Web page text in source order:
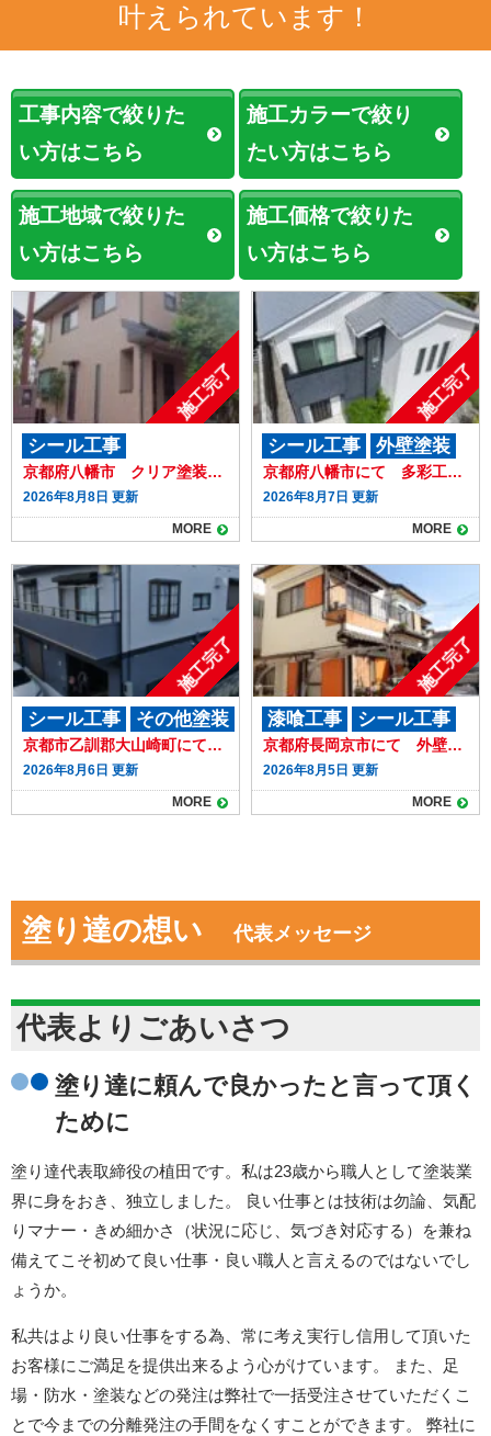
叶えられています！
工事内容で絞りた
い方はこちら
施工カラーで絞り
たい方はこちら
施工地域で絞りた
い方はこちら
施工価格で絞りた
い方はこちら
施工完了
京都府八幡市 クリア塗装がはがれてきたことでご相談いただきました
2026年8月8日 更新
MORE
シール工事
カバー工法工事
外壁塗装
防水工事
施工完了
京都府八幡市にて 多彩工法が気になりご相談いただきました
2026年8月7日 更新
MORE
シール工事
外壁塗装
屋根塗装
防水工事
施工完了
京都市乙訓郡大山崎町にて 色あせや劣化が気になりご相談いただきました
2026年8月6日 更新
MORE
シール工事
その他塗装
外壁塗装
施工完了
京都府長岡京市にて 外壁のひび割れをきっかけに外壁塗装をさせていただきました
2026年8月5日 更新
MORE
漆喰工事
シール工事
外壁塗装
塗り達の想い 代表メッセージ
代表よりごあいさつ
塗り達に頼んで良かったと言って頂く
ために
塗り達代表取締役の植田です。私は23歳から職人として塗装業
界に身をおき、独立しました。 良い仕事とは技術は勿論、気配
りマナー・きめ細かさ（状況に応じ、気づき対応する）を兼ね
備えてこそ初めて良い仕事・良い職人と言えるのではないでし
ょうか。
私共はより良い仕事をする為、常に考え実行し信用して頂いた
お客様にご満足を提供出来るよう心がけています。 また、足
場・防水・塗装などの発注は弊社で一括受注させていただくこ
とで今までの分離発注の手間をなくすことができます。 弊社に